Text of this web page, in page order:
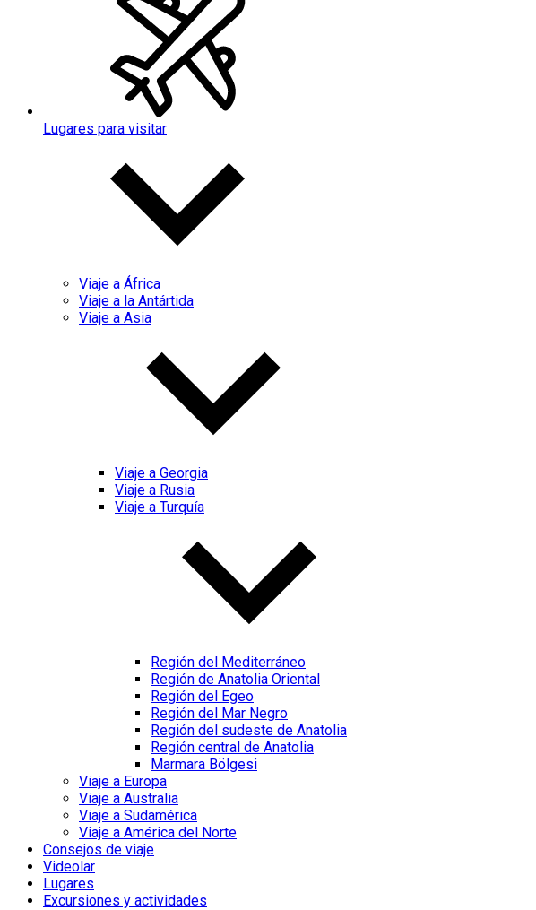
Lugares para visitar
Viaje a África
Viaje a la Antártida
Viaje a Asia
Viaje a Georgia
Viaje a Rusia
Viaje a Turquía
Región del Mediterráneo
Región de Anatolia Oriental
Región del Egeo
Región del Mar Negro
Región del sudeste de Anatolia
Región central de Anatolia
Marmara Bölgesi
Viaje a Europa
Viaje a Australia
Viaje a Sudamérica
Viaje a América del Norte
Consejos de viaje
Videolar
Lugares
Excursiones y actividades